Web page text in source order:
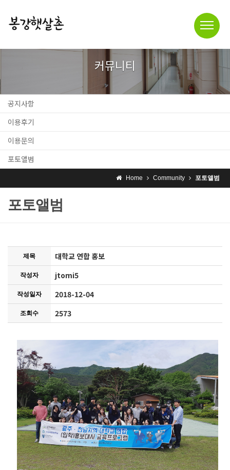
커뮤니티
공지사항
이용후기
이용문의
포토앨범
Home Community 포토앨범
포토앨범
제목 대학교 연합 홍보
작성자 jtomi5
작성일자 2018-12-04
조회수 2573